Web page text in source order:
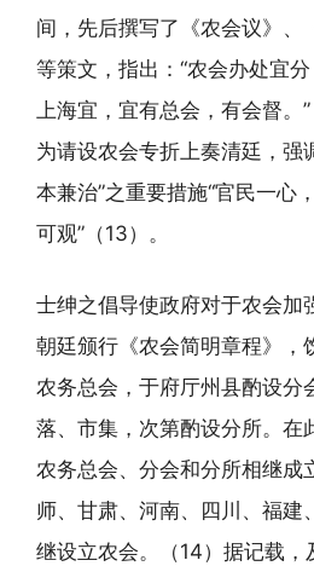
间，先后撰写了《农会议》、
等策文，指出：“农会办处宜
上海宜，宜有总会，有会督。
为请设农会专折上奏清廷，强
本兼治”之重要措施“官民一心
可观”（13）。
士绅之倡导使政府对于农会加
朝廷颁行《农会简明章程》，
农务总会，于府厅州县酌设分
落、市集，次第酌设分所。在
农务总会、分会和分所相继成
师、甘肃、河南、四川、福建
继设立农会。（14）据记载，